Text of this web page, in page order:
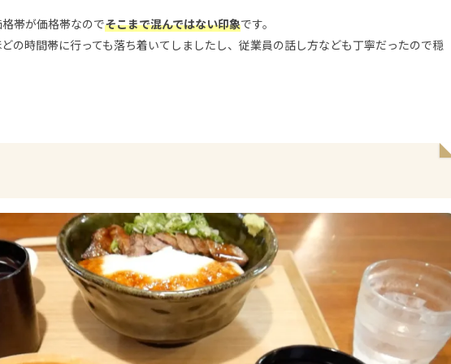
帯が価格帯なのでそこまで混んではない印象です。
の時間帯に行っても落ち着いてしましたし、従業員の話し方なども丁寧だったので穏